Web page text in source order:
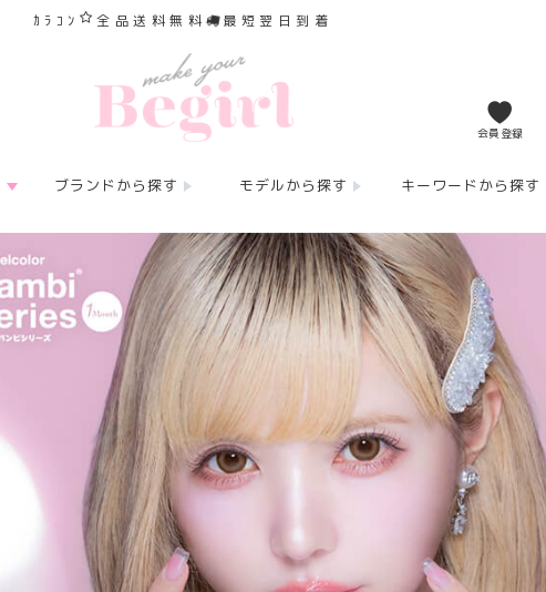
ｶﾗｺﾝ 全品送料無料 最短翌日到着
会員登録
ブランドから探す モデルから探す キーワードから探す